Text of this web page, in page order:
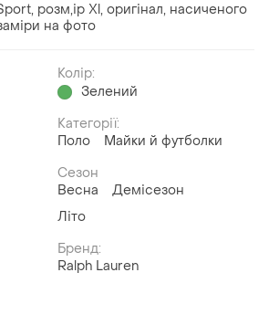
розм,ір Xl, оригінал, насиченого
на фото
Колір:
Зелений
Категорії:
Поло
Майки й футболки
Сезон
Весна
Демісезон
Літо
Бренд:
Ralph Lauren